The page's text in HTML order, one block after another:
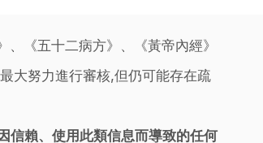
《五十二病方》、《黃帝內經》
大努力進行審核,但仍可能存在疏
信賴、使用此類信息而導致的任何